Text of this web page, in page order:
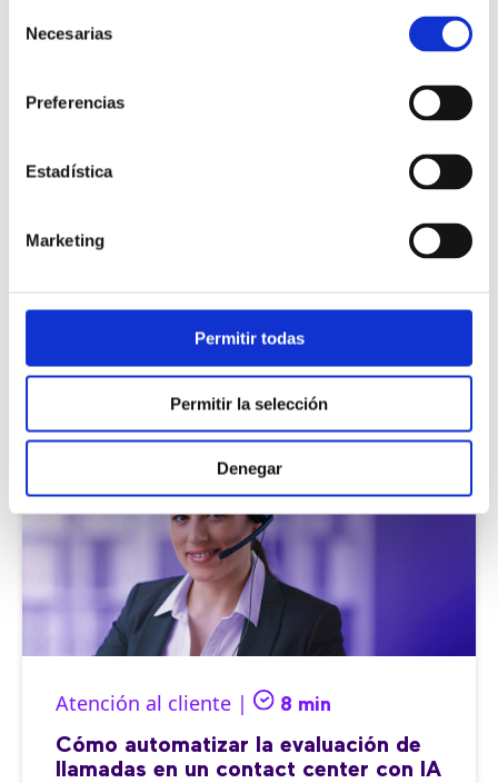
Necesarias
Preferencias
Estadística
Marketing
Permitir todas
Permitir la selección
Denegar
Atención al cliente | 8 min
Cómo automatizar la evaluación de
llamadas en un contact center con IA